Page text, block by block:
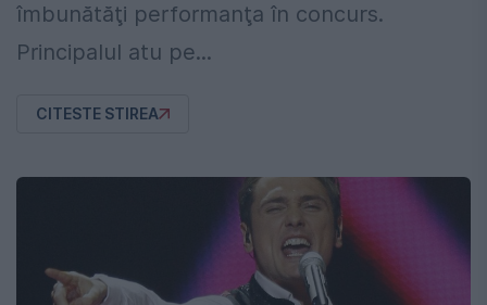
îmbunătăţi performanţa în concurs.
Principalul atu pe...
CITESTE STIREA